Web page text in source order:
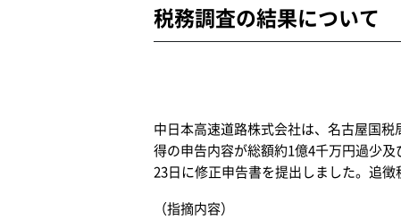
税務調査の結果について
中日本高速道路株式会社は、名古屋国
得の申告内容が総額約1億4千万円過少
23日に修正申告書を提出しました。追徴
（指摘内容）